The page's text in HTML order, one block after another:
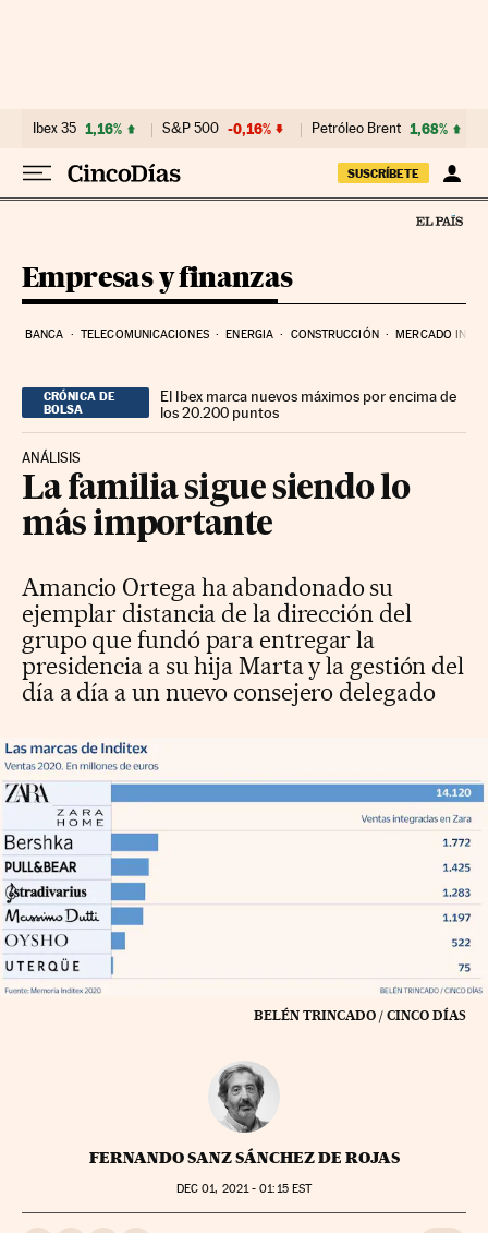
Ibex 35 1,16% S&P 500 -0,16% Petróleo Brent 1,68%
SUSCRÍBETE
Empresas y finanzas
BANCA TELECOMUNICACIONES ENERGIA CONSTRUCCIÓN MERCADO
CRÓNICA DE
BOLSA
El Ibex marca nuevos máximos por encima de
los 20.200 puntos
ANÁLISIS
La familia sigue siendo lo
más importante
Amancio Ortega ha abandonado su
ejemplar distancia de la dirección del
grupo que fundó para entregar la
presidencia a su hija Marta y la gestión del
día a día a un nuevo consejero delegado
BELÉN TRINCADO / CINCO DÍAS
FERNANDO SANZ SÁNCHEZ DE ROJAS
DEC 01, 2021 - 01:15EST